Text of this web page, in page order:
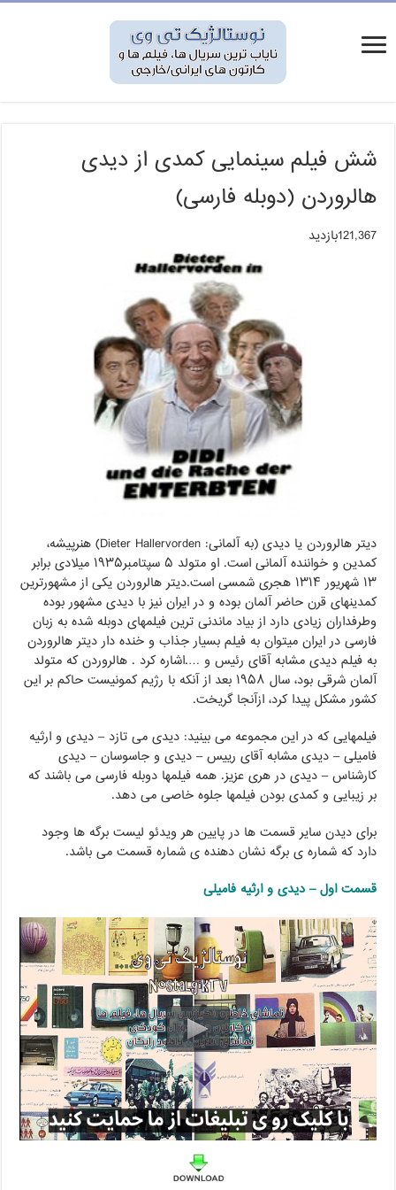
شش فیلم سینمایی کمدی از دیدی
هالروردن (دوبله فارسی)
121,367بازدید
دیتر هالروردن یا دیدی (به آلمانی: Dieter Hallervorden) هنرپیشه،
کمدین و خواننده آلمانی است. او متولد ۵ سپتامبر۱۹۳۵ میلادی برابر
۱۳ شهریور ۱۳۱۴ هجری شمسی است.دیتر هالروردن یکی از مشهورترین
کمدینهای قرن حاضر آلمان بوده و در ایران نیز با دیدی مشهور بوده
وطرفداران زیادی دارد از بیاد ماندنی ترین فیلمهای دوبله شده به زبان
فارسی در ایران میتوان به فیلم بسیار جذاب و خنده دار دیتر هالروردن
به فیلم دیدی مشابه آقای رئیس و ….اشاره کرد . هالروردن که متولد
آلمان شرقی بود، سال ۱۹۵۸ بعد از آنکه با رژیم کمونیست حاکم بر این
کشور مشکل پیدا کرد، ازآنجا گریخت.
فیلمهایی که در این مجموعه می بینید: دیدی می تازد – دیدی و ارثیه
فامیلی – دیدی مشابه آقای رییس – دیدی و جاسوسان – دیدی
کارشناس – دیدی در هری عزیز. همه فیلمها دوبله فارسی می باشند که
بر زیبایی و کمدی بودن فیلمها جلوه خاصی می دهد.
برای دیدن سایر قسمت ها در پایین هر ویدئو لیست برگه ها وجود
دارد که شماره ی برگه نشان دهنده ی شماره قسمت می باشد.
قسمت اول – دیدی و ارثیه فامیلی